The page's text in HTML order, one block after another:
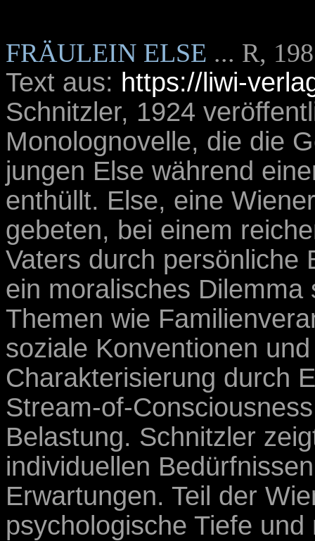
FRÄULEIN ELSE ... R,
Text aus: https://liwi-
Schnitzler, 1924
Monolognovelle, die die
jungen Else während
enthüllt. Else, eine
gebeten, bei einem
Vaters durch persönliche
ein moralisches
Themen wie
soziale Konventionen
Charakterisierung durch
Stream-of-
Belastung. Schnitzler
individuellen
Erwartungen. Teil der
psychologische Tiefe